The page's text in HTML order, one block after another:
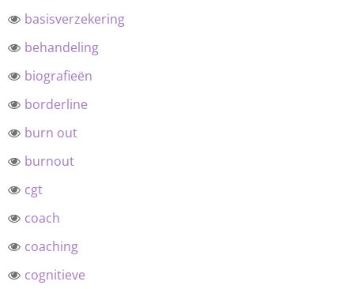
basisverzekering
behandeling
biografieën
borderline
burn out
burnout
cgt
coach
coaching
cognitieve